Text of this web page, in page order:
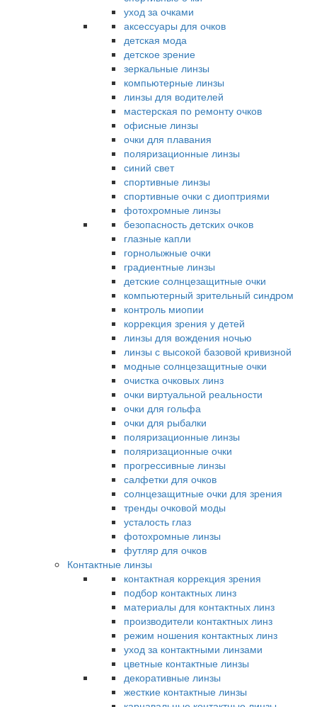
уход за очками
аксессуары для очков
детская мода
детское зрение
зеркальные линзы
компьютерные линзы
линзы для водителей
мастерская по ремонту очков
офисные линзы
очки для плавания
поляризационные линзы
синий свет
спортивные линзы
спортивные очки с диоптриями
фотохромные линзы
безопасность детских очков
глазные капли
горнолыжные очки
градиентные линзы
детские солнцезащитные очки
компьютерный зрительный синдром
контроль миопии
коррекция зрения у детей
линзы для вождения ночью
линзы с высокой базовой кривизной
модные солнцезащитные очки
очистка очковых линз
очки виртуальной реальности
очки для гольфа
очки для рыбалки
поляризационные линзы
поляризационные очки
прогрессивные линзы
салфетки для очков
солнцезащитные очки для зрения
тренды очковой моды
усталость глаз
фотохромные линзы
футляр для очков
Контактные линзы
контактная коррекция зрения
подбор контактных линз
материалы для контактных линз
производители контактных линз
режим ношения контактных линз
уход за контактными линзами
цветные контактные линзы
декоративные линзы
жесткие контактные линзы